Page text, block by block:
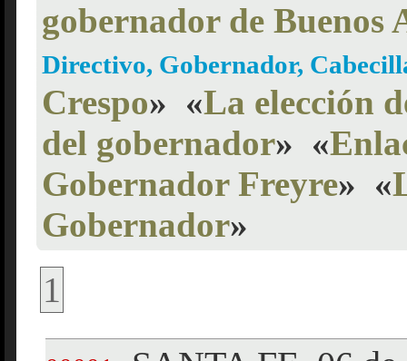
gobernador de Buenos
Directivo, Gobernador,
Crespo» «La elección
del gobernador» «
Gobernador Freyre» «
Gobernador»
1